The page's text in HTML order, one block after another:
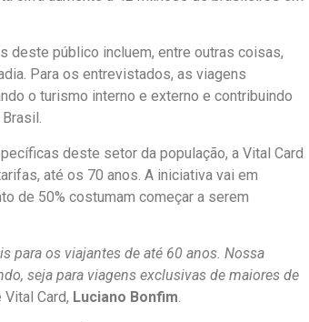
deste público incluem, entre outras coisas,
Para os entrevistados, as viagens
o turismo interno e externo e contribuindo
deste setor da população, a Vital Card
até os 70 anos. A iniciativa vai em
de 50% costumam começar a serem
para os viajantes de até 60 anos. Nossa
seja para viagens exclusivas de maiores de
Card, Luciano Bonfim.